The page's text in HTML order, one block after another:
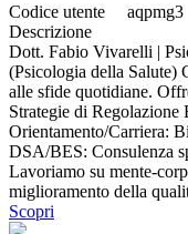
Codice utente
aqpmg3
Descrizione
Dott. Fabio Vivarelli |
(Psicologia della Salute)
alle sfide quotidiane.
Strategie di Regolazione
Orientamento/Carriera:
DSA/BES: Consulenza
Lavoriamo su mente-
miglioramento della
Scopri